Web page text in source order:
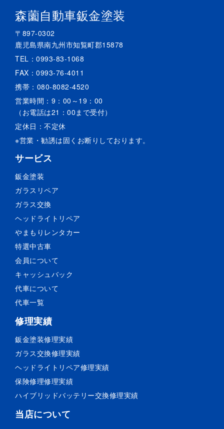
森薗自動車鈑金塗装
〒897-0302
鹿児島県南九州市知覧町郡15878
TEL： 0993-83-1068
FAX：0993-76-4011
携帯： 080-8082-4520
営業時間：9：00～19：00
（お電話は21：00まで受付）
定休日：不定休
※営業・勧誘は固くお断りしております。
サービス
鈑金塗装
ガラスリペア
ガラス交換
ヘッドライトリペア
やまもりレンタカー
特選中古車
会員について
キャッシュバック
代車について
代車一覧
修理実績
鈑金塗装修理実績
ガラス交換修理実績
ヘッドライトリペア修理実績
保険修理修理実績
ハイブリッドバッテリー交換修理実績
当店について